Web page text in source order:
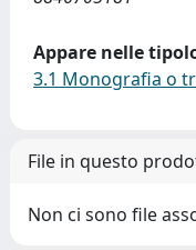
Appare nelle
3.1 Monografia o
File in questo
Non ci sono file